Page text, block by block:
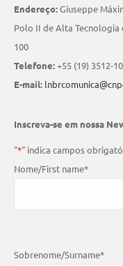
Endereço:Giuseppe
Polo II de Alta Tecnologia
100
Telefone:+55 (19) 3512-
E-mail:
Inscreva-se em nossa
"*" indica campos
Nome/First name*
Sobrenome/Surname*